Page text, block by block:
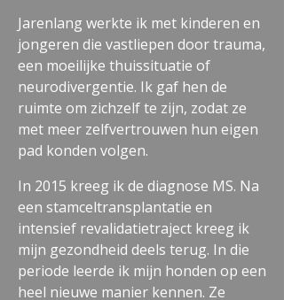
Jarenlang werkte ik met kinderen en
jongeren die vastliepen door trauma,
een moeilijke thuissituatie of
neurodivergentie. Ik gaf hen de
ruimte om zichzelf te zijn, zodat ze
met meer zelfvertrouwen hun eigen
pad konden volgen.
In 2015 kreeg ik de diagnose MS. Na
een stamceltransplantatie en
intensief revalidatietraject kreeg ik
mijn gezondheid deels terug. In die
periode leerde ik mijn honden op een
heel nieuwe manier kennen. Ze